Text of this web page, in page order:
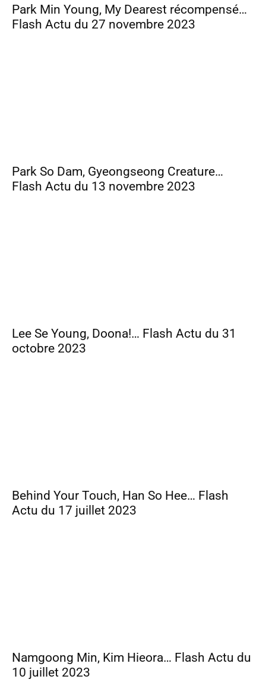
Park Min Young, My Dearest récompensé…
Flash Actu du 27 novembre 2023
Park So Dam, Gyeongseong Creature…
Flash Actu du 13 novembre 2023
Lee Se Young, Doona!… Flash Actu du 31
octobre 2023
Behind Your Touch, Han So Hee… Flash
Actu du 17 juillet 2023
Namgoong Min, Kim Hieora… Flash Actu du
10 juillet 2023